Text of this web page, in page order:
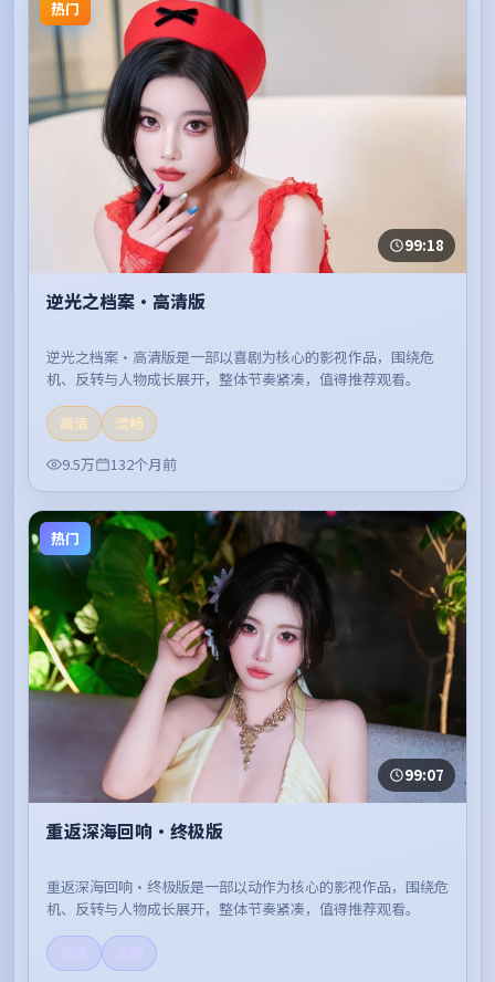
热门
99:18
逆光之档案·高清版
逆光之档案·高清版是一部以喜剧为核心的影视作品，围绕危
机、反转与人物成长展开，整体节奏紧凑，值得推荐观看。
高清
流畅
9.5万
132个月前
热门
99:07
重返深海回响·终极版
重返深海回响·终极版是一部以动作为核心的影视作品，围绕危
机、反转与人物成长展开，整体节奏紧凑，值得推荐观看。